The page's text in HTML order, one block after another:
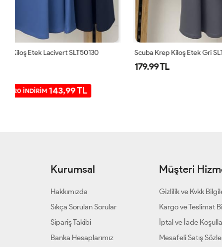
Scuba Krep Kiloş Etek Gri SLT50130 Scuba Krep
Kurumsal
Hakkımızda
Sıkça Sorulan Sorular
Sipariş Takibi
Banka Hesaplarımız
Müşteri
Gizlilik ve Kvkk
Kargo ve Teslimat
İptal ve İade
Mesafeli Satış